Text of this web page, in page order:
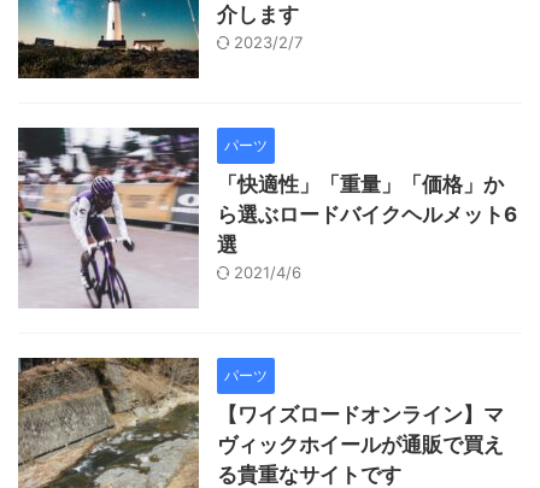
介します
2023/2/7
パーツ
「快適性」「重量」「価格」か
ら選ぶロードバイクヘルメット6
選
2021/4/6
パーツ
【ワイズロードオンライン】マ
ヴィックホイールが通販で買え
る貴重なサイトです